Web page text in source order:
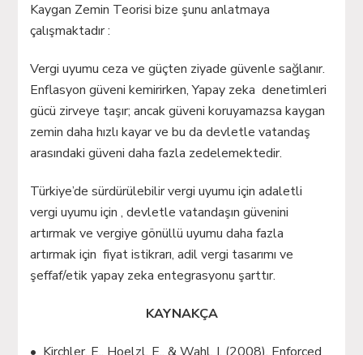
Kaygan Zemin Teorisi bize şunu anlatmaya
çalışmaktadır :
Vergi uyumu ceza ve güçten ziyade güvenle sağlanır.
Enflasyon güveni kemirirken, Yapay zeka denetimleri
gücü zirveye taşır; ancak güveni koruyamazsa kaygan
zemin daha hızlı kayar ve bu da devletle vatandaş
arasındaki güveni daha fazla zedelemektedir.
Türkiye’de sürdürülebilir vergi uyumu için adaletli
vergi uyumu için , devletle vatandaşın güvenini
artırmak ve vergiye gönüllü uyumu daha fazla
artırmak için fiyat istikrarı, adil vergi tasarımı ve
şeffaf/etik yapay zeka entegrasyonu şarttır.
KAYNAKÇA